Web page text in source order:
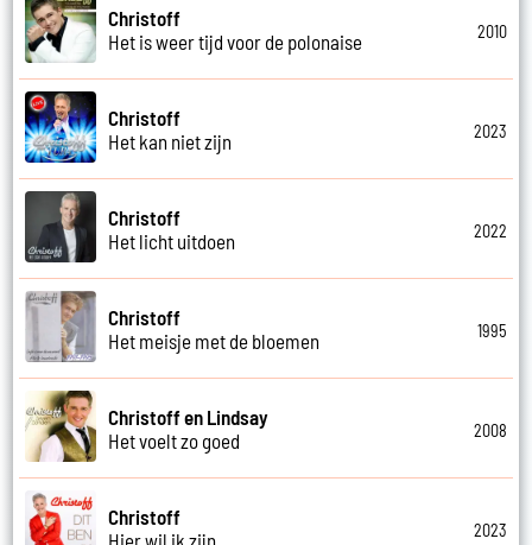
Christoff
Het is weer tijd voor de polonaise
2010
Christoff
Het kan niet zijn
2023
Christoff
Het licht uitdoen
2022
Christoff
Het meisje met de bloemen
1995
Christoff en Lindsay
Het voelt zo goed
2008
Christoff
Hier wil ik zijn
2023